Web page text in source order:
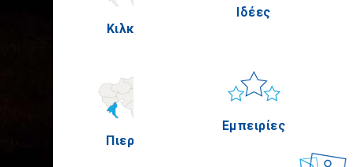
Κιλκίς
Πιερία
Ιδέες
Εμπειρίες